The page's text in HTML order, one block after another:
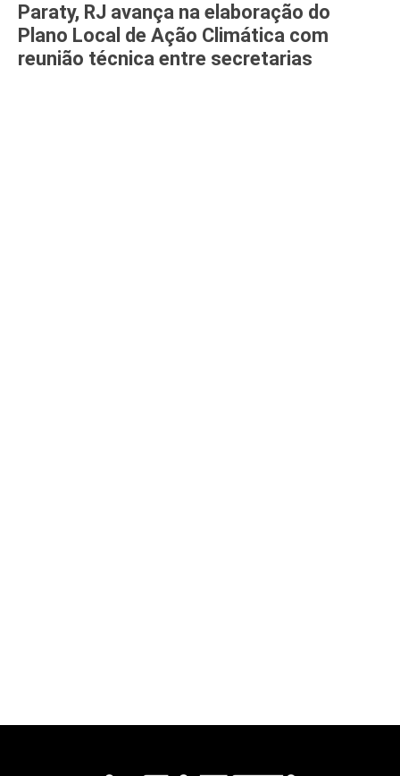
Paraty, RJ avança na elaboração do
Plano Local de Ação Climática com
reunião técnica entre secretarias